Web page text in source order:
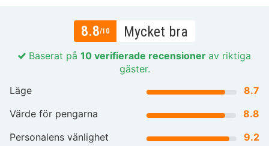
8.8/10 Mycket bra
Baserat på 10 verifierade recensioner av riktiga
gäster.
Läge
8.7
Värde för pengarna
8.8
Personalens vänlighet
9.2